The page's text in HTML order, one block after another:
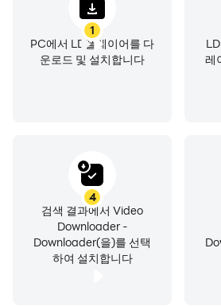
multiple files at a time,
download in the background,
downloads. Tubidy video
for super fast download speed
downloading app for peoples
in search of downloading
Download and share any IGTV
of any profile.
1
PC에서 LD플레이어를 다
운로드 및 설치합니다
레
4
검색 결과에서 Video
Downloader -
Downloader(을)를 선택
하여 설치합니다